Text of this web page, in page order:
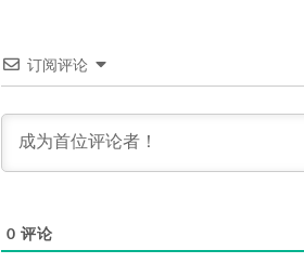
订阅评论
0 评论